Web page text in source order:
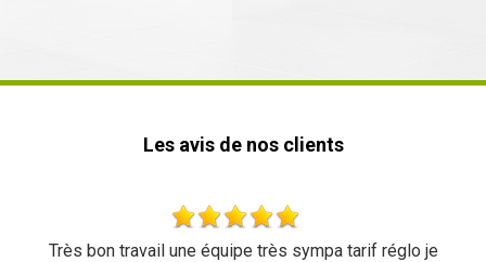
Les avis de nos clients
une équipe très sympa tarif réglo je
Très beau travail